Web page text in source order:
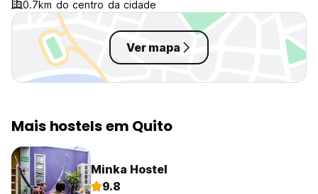
0.7km do centro da cidade
Ver mapa
Mais hostels em Quito
Minka Hostel
9.8